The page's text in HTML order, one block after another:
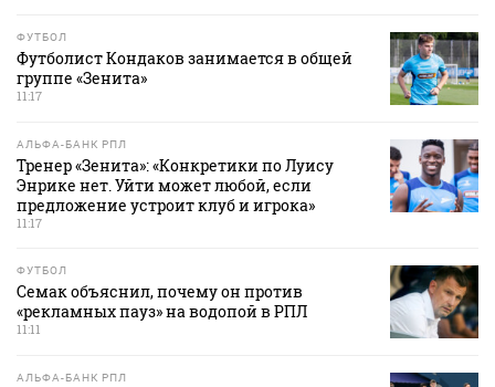
ФУТБОЛ
Футболист Кондаков занимается в общей
группе «Зенита»
11:17
АЛЬФА-БАНК РПЛ
Тренер «Зенита»: «Конкретики по Луису
Энрике нет. Уйти может любой, если
предложение устроит клуб и игрока»
11:17
ФУТБОЛ
Семак объяснил, почему он против
«рекламных пауз» на водопой в РПЛ
11:11
АЛЬФА-БАНК РПЛ